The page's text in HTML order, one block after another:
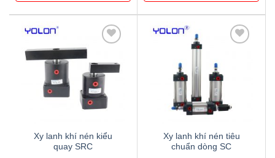
wishlist
Xy lanh khí nén kiểu
quay SRC
wishlist
Xy lanh khí nén tiêu
chuẩn dòng SC